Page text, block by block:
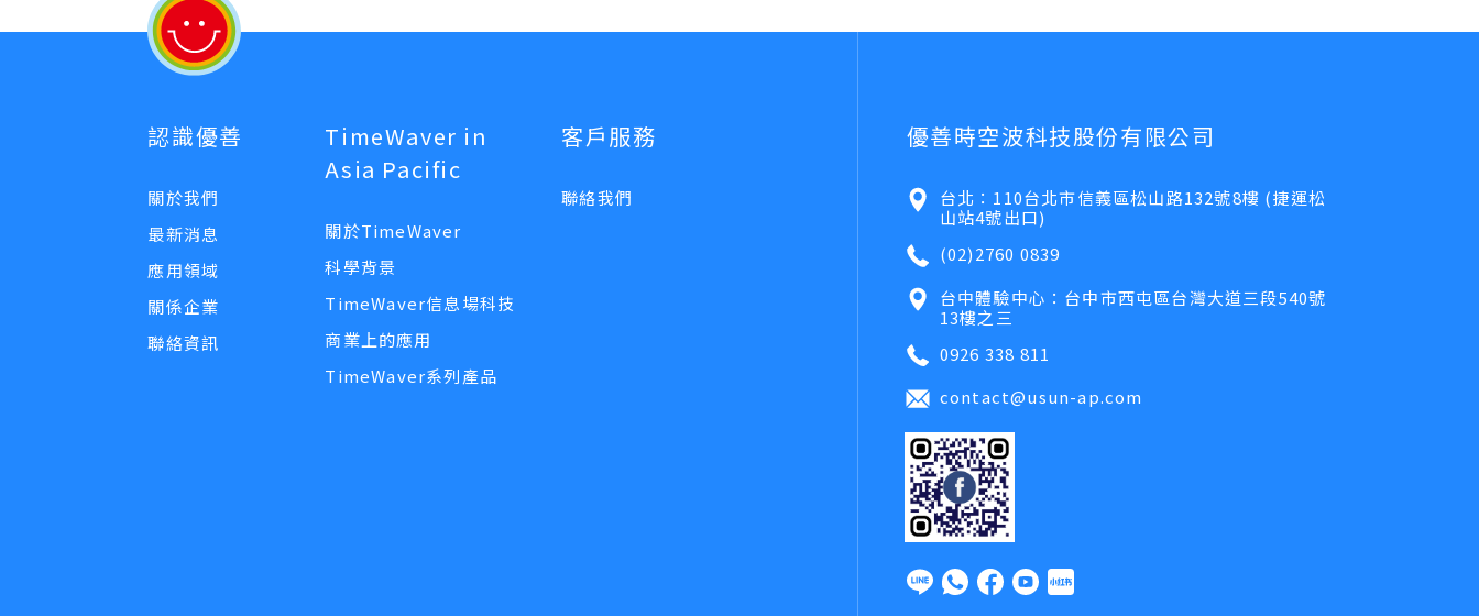
設備序號即可享全程免費。
認識優善
關於我們
最新消息
應用領域
關係企業
聯絡資訊
TimeWaver in
Asia Pacific
關於TimeWaver
科學背景
TimeWaver信息場科技
商業上的應用
TimeWaver系列產品
客戶服務
聯絡我們
優善時空波科技股份有限公司
台北：110台北市信義區松山路132號8樓 (捷運松
山站4號出口)
(02)2760 0839
台中體驗中心：台中市西屯區台灣大道三段540號
13樓之三
0926 338 811
contact@usun-ap.com